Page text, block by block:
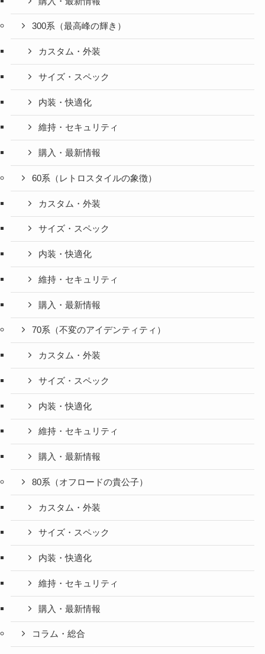
300系（最高峰の輝き）
カスタム・外装
サイズ・スペック
内装・快適化
維持・セキュリティ
購入・最新情報
60系（レトロスタイルの象徴）
カスタム・外装
サイズ・スペック
内装・快適化
維持・セキュリティ
購入・最新情報
70系（不変のアイデンティティ）
カスタム・外装
サイズ・スペック
内装・快適化
維持・セキュリティ
購入・最新情報
80系（オフロードの貴公子）
カスタム・外装
サイズ・スペック
内装・快適化
維持・セキュリティ
購入・最新情報
コラム・総合